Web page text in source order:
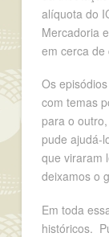
alíquota do
Mercadoria
em cerca de
Os
com temas
para o
pude ajudá-
que viraram
deixamos o
Em toda
históricos.